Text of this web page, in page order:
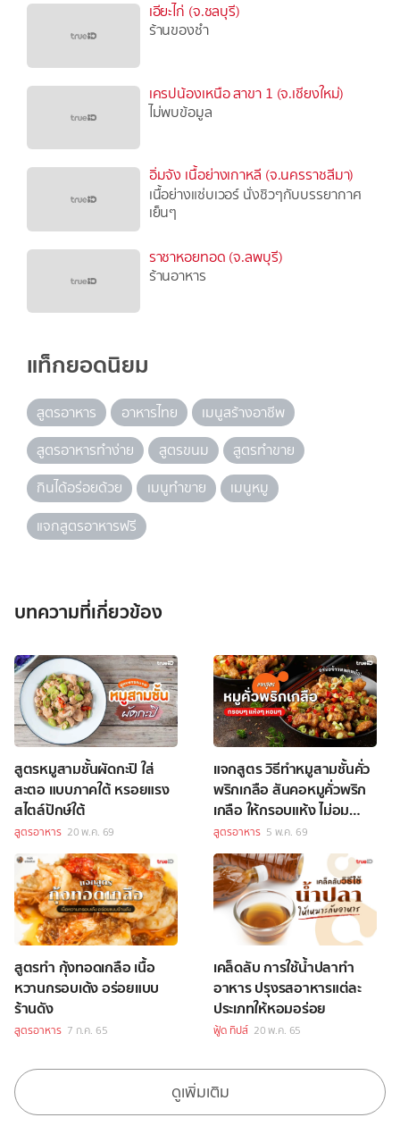
เอียะไก่ (จ.ชลบุรี)
ร้านของชำ
เครปน้องเหนือ สาขา 1 (จ.เชียงใหม่)
ไม่พบข้อมูล
อิ่มจัง เนื้อย่างเกาหลี (จ.นครราชสีมา)
เนื้อย่างแซ่บเวอร์ นั่งชิวๆกับบรรยากาศ
เย็นๆ
ราชาหอยทอด (จ.ลพบุรี)
ร้านอาหาร
แท็กยอดนิยม
สูตรอาหาร อาหารไทย
เมนูสร้างอาชีพ
สูตรอาหารทำง่าย
สูตรขนม
สูตรทำขาย
กินได้อร่อยด้วย
เมนูทำขาย
เมนูหมู
แจกสูตรอาหารฟรี
บทความที่เกี่ยวข้อง
สูตรหมูสามชั้นผัดกะปิ ใส่
สะตอ แบบภาคใต้ หรอยแรง
สไตล์ปักษ์ใต้
สูตรอาหาร 20 พ.ค. 69
แจกสูตร วิธีทำหมูสามชั้นคั่ว
พริกเกลือ สันคอหมูคั่วพริก
เกลือ ให้กรอบแห้ง ไม่อม
น้ำมัน อร่อยข้าวหมดหม้อ!
สูตรอาหาร 5 พ.ค. 69
สูตรทำ กุ้งทอดเกลือ เนื้อ
หวานกรอบเด้ง อร่อยแบบ
ร้านดัง
สูตรอาหาร 7 ก.ค. 65
เคล็ดลับ การใช้น้ำปลาทำ
อาหาร ปรุงรสอาหารแต่ละ
ประเภทให้หอมอร่อย
ฟู้ด ทิปส์ 20 พ.ค. 65
ดูเพิ่มเติม